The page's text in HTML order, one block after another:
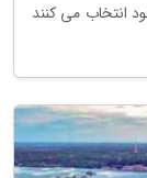
انتخاب می کنند